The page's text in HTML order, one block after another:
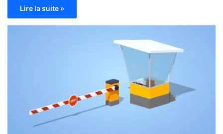
Lire la suite »